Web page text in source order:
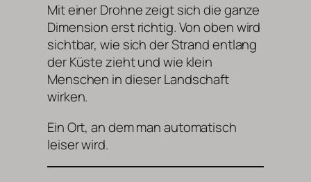
Mit einer Drohne zeigt sich die ganze
Dimension erst richtig. Von oben wird
sichtbar, wie sich der Strand entlang
der Küste zieht und wie klein
Menschen in dieser Landschaft
wirken.
Ein Ort, an dem man automatisch
leiser wird.